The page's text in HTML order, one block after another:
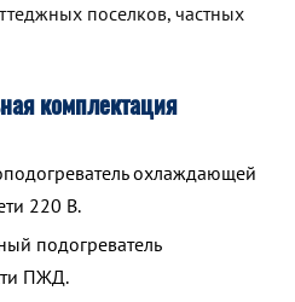
поселков, частных
комплектация
охлаждающей
220 В.
подогреватель
ПЖД.